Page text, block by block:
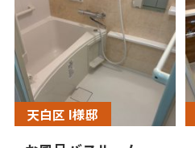
天白区 I様邸